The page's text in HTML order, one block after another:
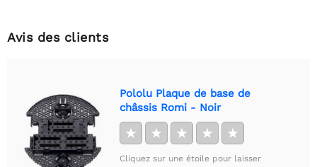
Avis des clients
Pololu Plaque de base de
châssis Romi - Noir
★ ★ ★ ★ ★
Cliquez sur une étoile pour laisser